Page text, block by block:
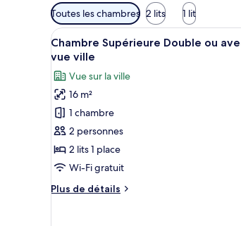
Filtres
disponibles
pour
les
chambres
Toutes les chambres 2 lits 1 lit
Afficher
toutes
les
photos
pour
ce
type
de
chambre :
Supérieure
Une
4
Chambre Supérieure Double ou
vue ville
Vue sur la ville
16 m²
1 chambre
2 personnes
2 lits 1 place
Wi-Fi gratuit
Plus de détails
Plus